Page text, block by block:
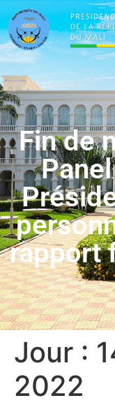
Fin de
rapport
Jour :
2022